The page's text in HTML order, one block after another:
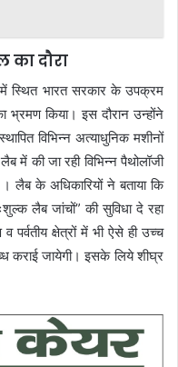
दौरा
स्थित भारत सरकार के उपक्रम
किया। इस दौरान उन्होंने
विभिन्न अत्याधुनिक मशीनों
में की जा रही विभिन्न पैथोलॉजी
लैब के अधिकारियों ने बताया कि
लैब जांचों” की सुविधा दे रहा
पर्वतीय क्षेत्रों में भी ऐसे ही उच्च
कराई जायेगी। इसके लिये शीघ्र